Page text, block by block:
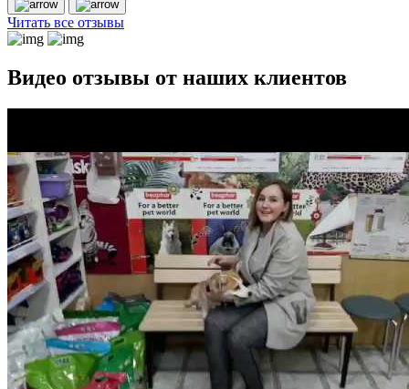
Читать все отзывы
Видео отзывы от наших клиентов